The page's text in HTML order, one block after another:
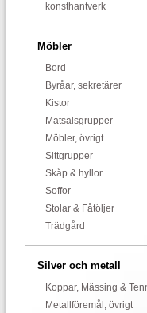
konsthantverk
Möbler
Bord
Byråar, sekretärer
Kistor
Matsalsgrupper
Möbler, övrigt
Sittgrupper
Skåp & hyllor
Soffor
Stolar & Fåtöljer
Trädgård
Silver och metall
Koppar, Mässing &
Metallföremål, övrigt